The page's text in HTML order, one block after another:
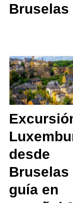
Bruselas
desde
Bruselas
guía en